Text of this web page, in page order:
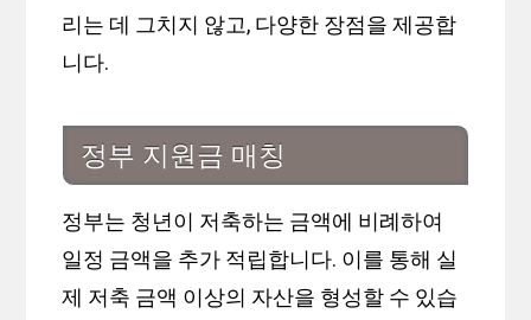
리는 데 그치지 않고, 다양한 장점을 제공합
니다.
정부 지원금 매칭
정부는 청년이 저축하는 금액에 비례하여
일정 금액을 추가 적립합니다. 이를 통해 실
제 저축 금액 이상의 자산을 형성할 수 있습